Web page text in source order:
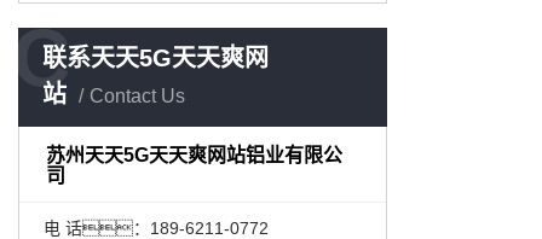
联系天天5G天天爽网
站
Contact Us
C
苏州天天5G天天爽网站铝业有限公
司
电 话：189-6211-0772